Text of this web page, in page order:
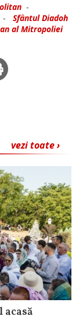
-
Sfântul Diadoh
al Mitropoliei
vezi toate ›